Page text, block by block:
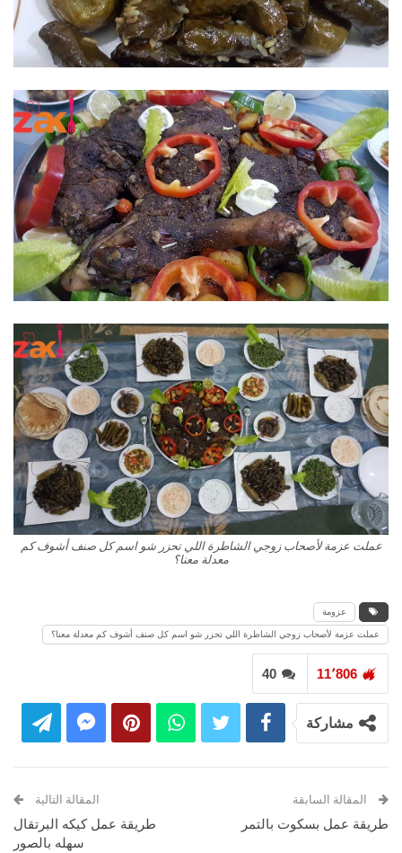
عملت عزمة لأصحاب زوجي الشاطرة اللي تحزر شو اسم كل صنف أشوف كم
معدلة معنا؟
عزومة
عملت عزمة لأصحاب زوجي الشاطرة اللي تحزر شو اسم كل صنف أشوف كم معدلة معنا؟
40 11٬806
مشاركة
المقالة السابقة
طريقة عمل بسكوت بالتمر
المقالة التالية
طريقة عمل كيكه البرتقال
سهله بالصور